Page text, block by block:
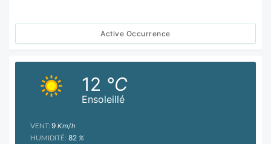
Active Occurrence
Ensoleillé
12 °C
VENT: 9 Km/h
HUMIDITÉ: 82 %